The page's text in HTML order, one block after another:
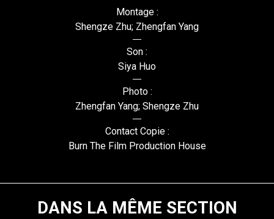
Montage :
Shengze Zhu; Zhengfan Yang
Son :
Siya Huo
Photo :
Zhengfan Yang; Shengze Zhu
Contact Copie :
Burn The Film Production House
DANS LA MÊME SECTION